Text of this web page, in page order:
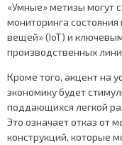
«Умные» метизы могут
мониторинга
вещей» (IoT) и
производственных
Кроме того, акцент на
экономику будет
поддающихся легкой
Это означает отказ от
конструкций, которые